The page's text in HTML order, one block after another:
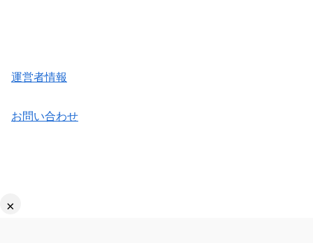
×
運営者情報
お問い合わせ